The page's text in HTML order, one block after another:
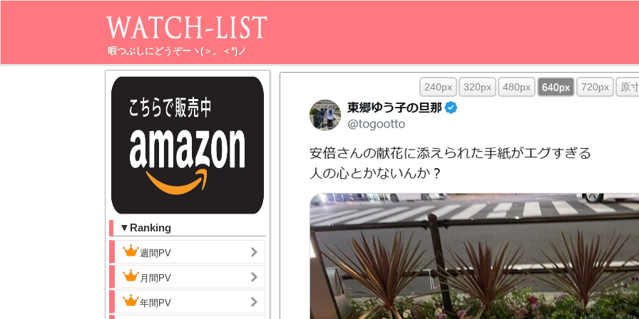
暇つぶしにどうぞーヽ(＞。＜*)ノ
▼Ranking
週間PV
月間PV
年間PV
240px 320px 480px 640px 720px 原